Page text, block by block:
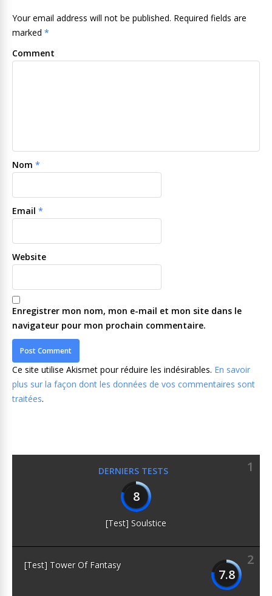
Your email address will not be published. Required fields are
marked *
Comment
Nom *
Email *
Website
Enregistrer mon nom, mon e-mail et mon site dans le
navigateur pour mon prochain commentaire.
Ce site utilise Akismet pour réduire les indésirables. En savoir
plus sur la façon dont les données de vos commentaires sont
traitées.
DERNIERS TESTS
1
8
[Test] Soulstice
2
7.8
[Test] Tower Of Fantasy